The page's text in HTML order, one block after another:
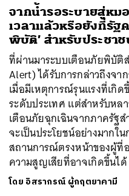
จากน้ำรอระบายสู่ห
เวลาแล้วหรือยังที่รัฐ
พิบัติ’ สำหรับประชา
ที่ผ่านมาระบบเตือนภัยพิบัติ
Alert) ได้รับการกล่าวถึงจ
เมื่อมีเหตุการณ์รุนแรงที่เกิ
ระดับประเทศ แต่สำหรับหล
เตือนภัยฉุกเฉินจากภาครัฐ
จะเป็นประโยชน์อย่างมากใ
สถานการณ์ตรงหน้าของผู้ที่
ความสูญเสียที่อาจเกิดขึ้นได้
โดย อิสรากรณ์ ผู้กฤตยาคามี
SHARE